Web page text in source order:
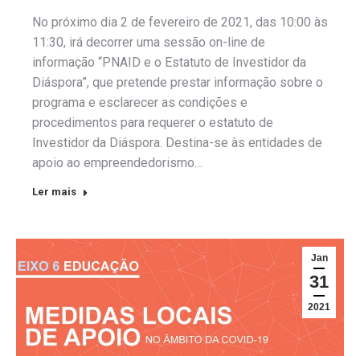
No próximo dia 2 de fevereiro de 2021, das 10:00 às
11:30, irá decorrer uma sessão on-line de
informação “PNAID e o Estatuto de Investidor da
Diáspora”, que pretende prestar informação sobre o
programa e esclarecer as condições e
procedimentos para requerer o estatuto de
Investidor da Diáspora. Destina-se às entidades de
apoio ao empreendedorismo…
Ler mais
Jan
31
2021